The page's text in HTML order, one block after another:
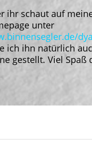
ihr schaut auf
unter
ich ihn natürlich
gestellt. Viel Spaß